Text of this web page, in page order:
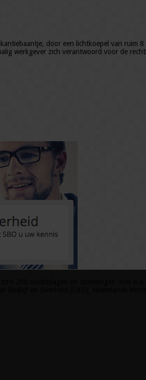
door een lichtkoepel van
werkgever zich verantwoord voor de